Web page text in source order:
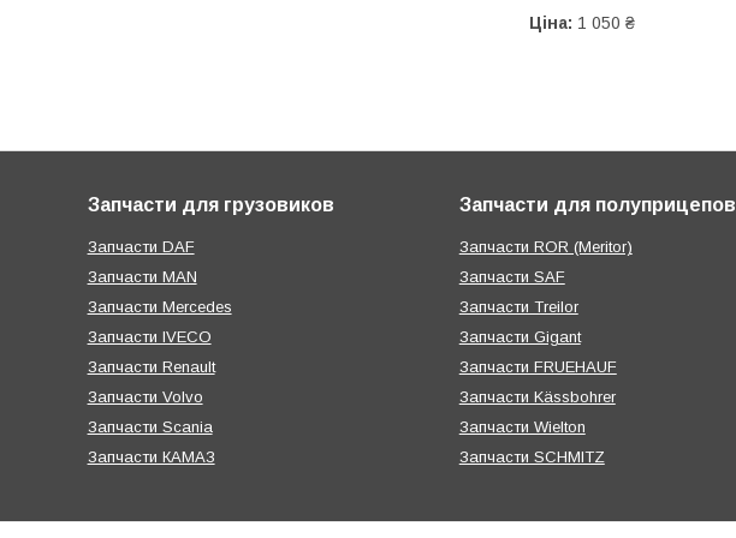
Ціна: 1 050 ₴
Запчасти для грузовиков
Запчасти DAF
Запчасти MAN
Запчасти Mercedes
Запчасти IVECO
Запчасти Renault
Запчасти Volvo
Запчасти Scania
Запчасти КАМАЗ
Запчасти для полуприцепов
Запчасти ROR (Meritor)
Запчасти SAF
Запчасти Treilor
Запчасти Gigant
Запчасти FRUEHAUF
Запчасти Kässbohrer
Запчасти Wielton
Запчасти SCHMITZ